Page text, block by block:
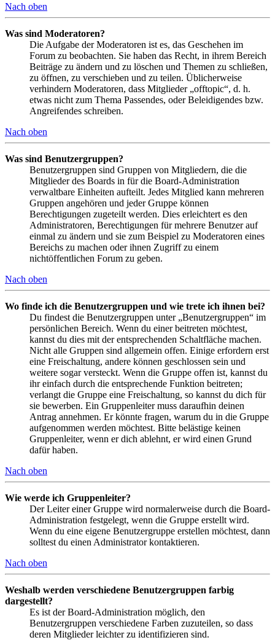
Nach oben
Was sind Moderatoren?
Die Aufgabe der Moderatoren ist es, das Geschehen im
Forum zu beobachten. Sie haben das Recht, in ihrem Bereich
Beiträge zu ändern und zu löschen und Themen zu schließen,
zu öffnen, zu verschieben und zu teilen. Üblicherweise
verhindern Moderatoren, dass Mitglieder „offtopic“, d. h.
etwas nicht zum Thema Passendes, oder Beleidigendes bzw.
Angreifendes schreiben.
Nach oben
Was sind Benutzergruppen?
Benutzergruppen sind Gruppen von Mitgliedern, die die
Mitglieder des Boards in für die Board-Administration
verwaltbare Einheiten aufteilt. Jedes Mitglied kann mehreren
Gruppen angehören und jeder Gruppe können
Berechtigungen zugeteilt werden. Dies erleichtert es den
Administratoren, Berechtigungen für mehrere Benutzer auf
einmal zu ändern und sie zum Beispiel zu Moderatoren eines
Bereichs zu machen oder ihnen Zugriff zu einem
nichtöffentlichen Forum zu geben.
Nach oben
Wo finde ich die Benutzergruppen und wie trete ich ihnen bei?
Du findest die Benutzergruppen unter „Benutzergruppen“ im
persönlichen Bereich. Wenn du einer beitreten möchtest,
kannst du dies mit der entsprechenden Schaltfläche machen.
Nicht alle Gruppen sind allgemein offen. Einige erfordern erst
eine Freischaltung, andere können geschlossen sein und
weitere sogar versteckt. Wenn die Gruppe offen ist, kannst du
ihr einfach durch die entsprechende Funktion beitreten;
verlangt die Gruppe eine Freischaltung, so kannst du dich für
sie bewerben. Ein Gruppenleiter muss daraufhin deinen
Antrag annehmen. Er könnte fragen, warum du in die Gruppe
aufgenommen werden möchtest. Bitte belästige keinen
Gruppenleiter, wenn er dich ablehnt, er wird einen Grund
dafür haben.
Nach oben
Wie werde ich Gruppenleiter?
Der Leiter einer Gruppe wird normalerweise durch die Board-
Administration festgelegt, wenn die Gruppe erstellt wird.
Wenn du eine eigene Benutzergruppe erstellen möchtest, dann
solltest du einen Administrator kontaktieren.
Nach oben
Weshalb werden verschiedene Benutzergruppen farbig
dargestellt?
Es ist der Board-Administration möglich, den
Benutzergruppen verschiedene Farben zuzuteilen, so dass
deren Mitglieder leichter zu identifizieren sind.